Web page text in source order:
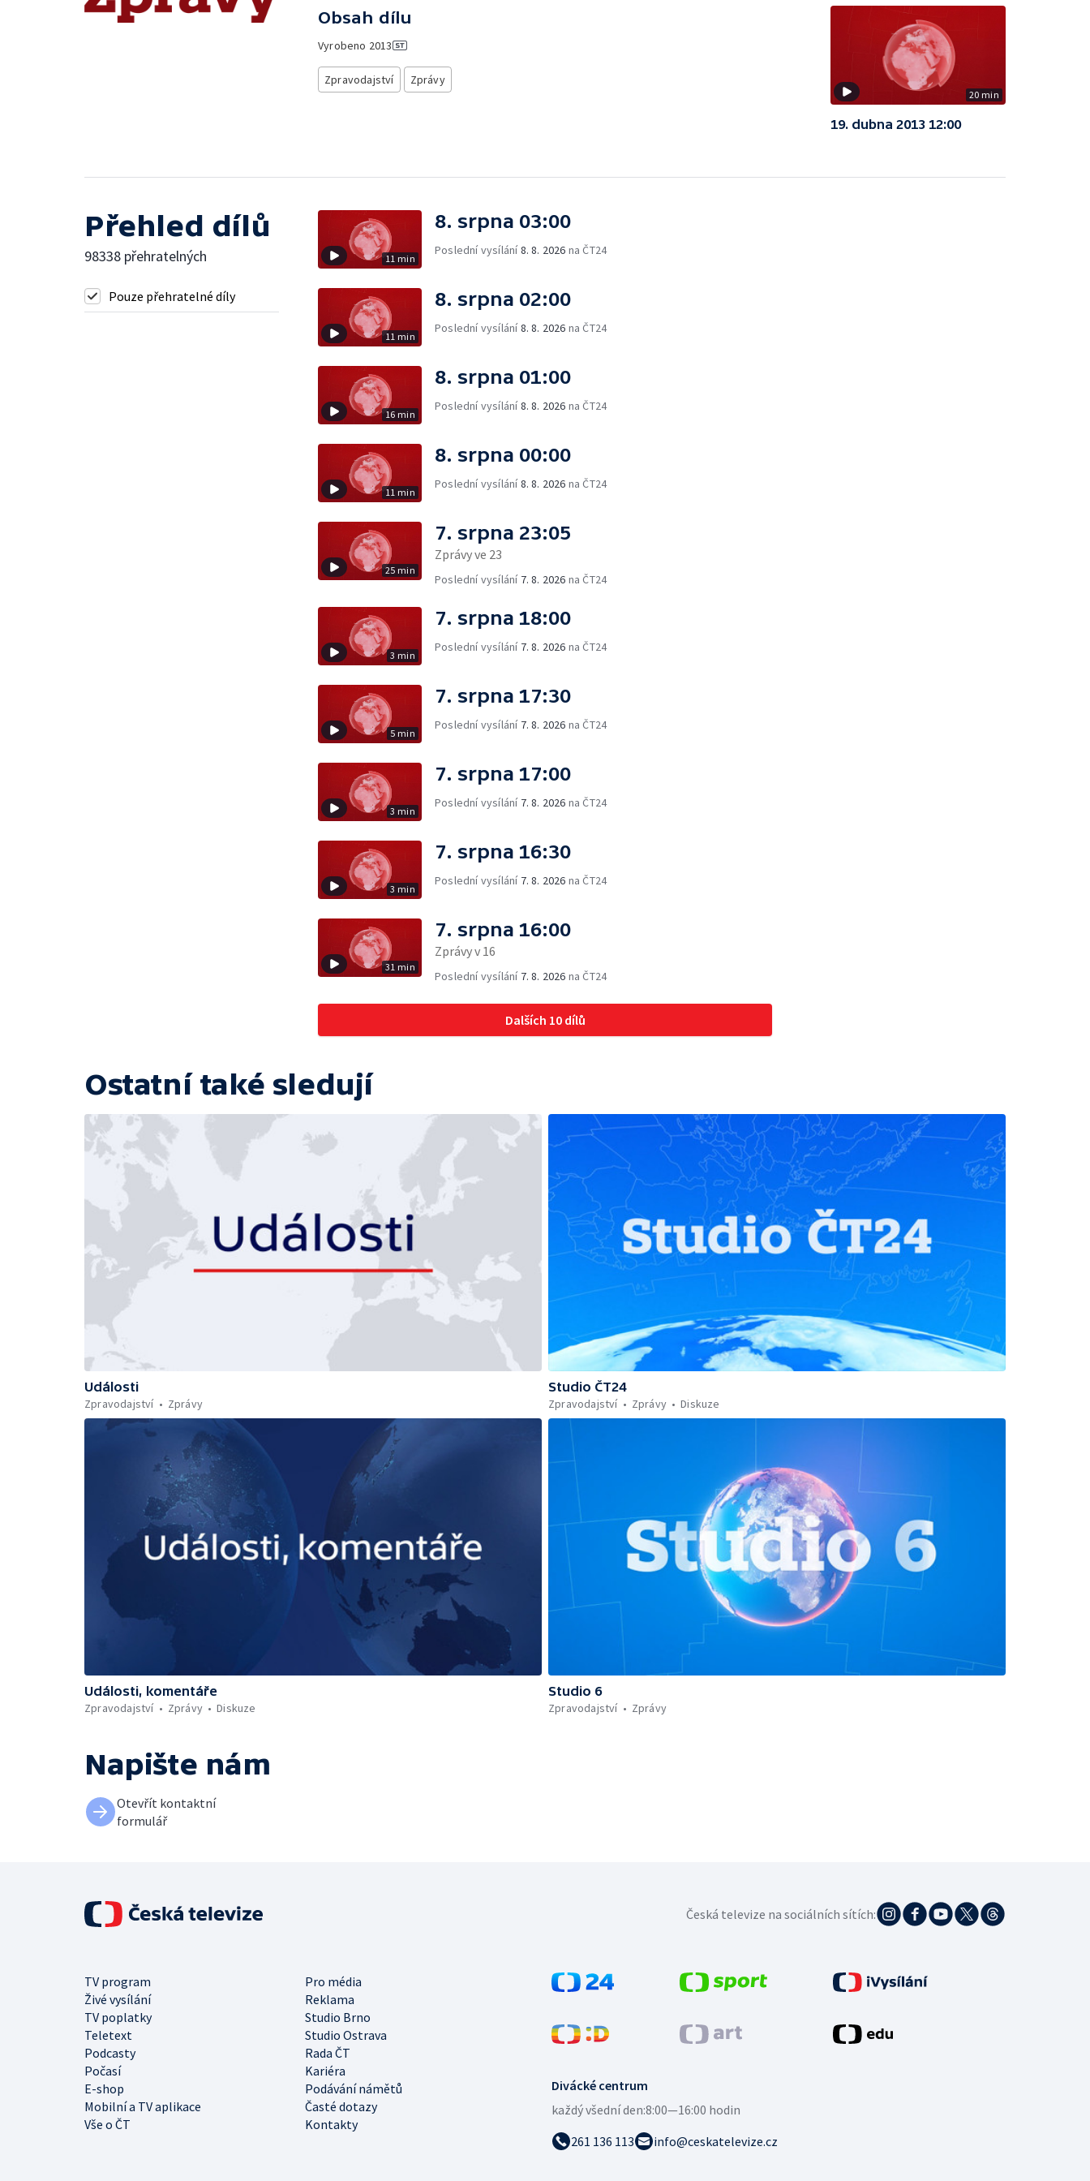
Obsah dílu
Vyrobeno 2013
Zpravodajství Zprávy
20 min
19. dubna 2013 12:00
Přehled dílů
98338 přehratelných
Pouze přehratelné díly
11 min
8. srpna 03:00
Poslední vysílání8. 8. 2026 na ČT24
11 min
8. srpna 02:00
Poslední vysílání8. 8. 2026 na ČT24
16 min
8. srpna 01:00
Poslední vysílání8. 8. 2026 na ČT24
11 min
8. srpna 00:00
Poslední vysílání8. 8. 2026 na ČT24
25 min
7. srpna 23:05
Zprávy ve 23
Poslední vysílání 7. 8. 2026 na ČT24
3 min
7. srpna 18:00
Poslední vysílání 7. 8. 2026 na ČT24
5 min
7. srpna 17:30
Poslední vysílání 7. 8. 2026 na ČT24
3 min
7. srpna 17:00
Poslední vysílání 7. 8. 2026 na ČT24
3 min
7. srpna 16:30
Poslední vysílání 7. 8. 2026 na ČT24
31 min
7. srpna 16:00
Zprávy v 16
Poslední vysílání 7. 8. 2026 na ČT24
Dalších 10 dílů
Ostatní také sledují
Události
Zpravodajství
Zprávy
Studio ČT24
Zpravodajství
Zprávy Diskuze
Události, komentáře
Zpravodajství
Zprávy Diskuze
Studio 6
Zpravodajství
Zprávy
Napište nám
Otevřít kontaktní
formulář
Divácké centrum
každý všední den:8:00—16:00 hodin
261 136 113
info@ceskatelevize.cz
TV program
Pro média
Živé vysílání
Reklama
TV poplatky
Studio Brno
Teletext
Studio Ostrava
Podcasty
Rada ČT
Počasí
Kariéra
E-shop
Podávání námětů
Mobilní a TV aplikace
Časté dotazy
Vše o ČT
Kontakty
Česká televize na sociálních sítích: